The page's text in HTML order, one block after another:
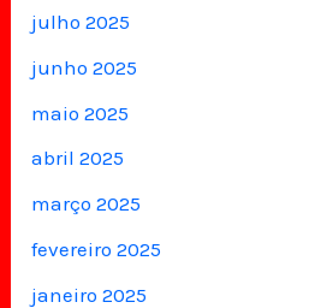
julho 2025
junho 2025
maio 2025
abril 2025
março 2025
fevereiro 2025
janeiro 2025